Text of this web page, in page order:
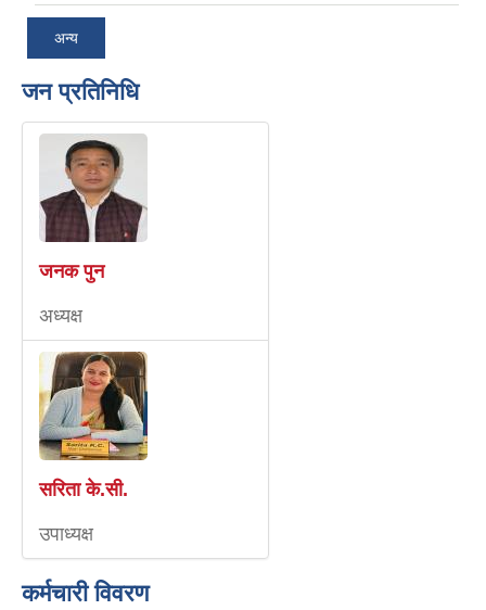
अन्य
जन प्रतिनिधि
जनक पुन
अध्यक्ष
सरिता के.सी.
उपाध्यक्ष
कर्मचारी विवरण